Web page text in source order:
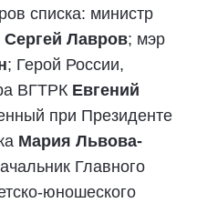
списка: министр
Сергей Лавров; мэр
; Герой России,
ВГТРК Евгений
при Президенте
Мария Львова-
Главного
юношеского